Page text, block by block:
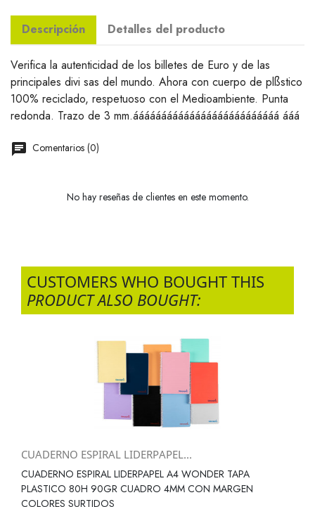
Descripción Detalles del producto
Verifica la autenticidad de los billetes de Euro y de las
principales divi sas del mundo. Ahora con cuerpo de plßstico
100% reciclado, respetuoso con el Medioambiente. Punta
redonda. Trazo de 3 mm.áááááááááááááááááááááááááá ááá
Comentarios (0)
No hay reseñas de clientes en este momento.
CUSTOMERS WHO BOUGHT THIS
PRODUCT ALSO BOUGHT:
CUADERNO ESPIRAL LIDERPAPEL...
CUADERNO ESPIRAL LIDERPAPEL A4 WONDER TAPA
PLASTICO 80H 90GR CUADRO 4MM CON MARGEN
COLORES SURTIDOS